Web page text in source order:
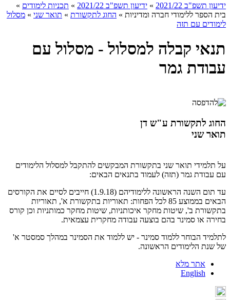
ידיעון תשפ"ב 2021/22 » ידיעון תשפ"ב 2021/22 » תכניות לימודים »
בית הספר ללימודי חברה ומדיניות » החוג לתקשורת » תואר שני » מסלול
לימודים עם תזה
תנאי קבלה למסלול - מסלול עם
עבודת גמר
החוג לתקשורת ע"ש דן
תואר שני
על תלמידי תואר שני בתקשורת המבקשים להתקבל למסלול הלימודים
עם עבודת גמר (תזה) לעמוד בתנאים הבאים:
עד תום השנה הראשונה ללימודיהם (1.9.18) חייבים לסיים את הקורסים
הבאים בממוצע 85 לכל הפחות: תאוריות בתקשורת א', תאוריות
בתקשורת ב', שיטות מחקר איכותניות, שיטות מחקר כמותניות וכן קורס
בחירה או סמינר בהם בוצעה עבודה מחקרית עצמאית.
לתלמיד הבוחר ללמוד סמינר - יש ללמוד את הסמינר במהלך סמסטר א'
של שנת הלימודים הראשונה.
אתר מלא
English